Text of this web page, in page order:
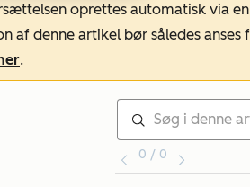
oprettes automatisk via en
af denne artikel bør således
.
0 / 0